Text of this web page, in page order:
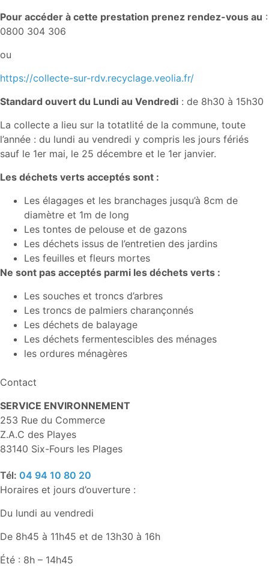
Pour accéder à cette prestation prenez rendez-vous au :
0800 304 306
ou
https://collecte-sur-rdv.recyclage.veolia.fr/
Standard ouvert du Lundi au Vendredi : de 8h30 à 15h30
La collecte a lieu sur la totatlité de la commune, toute
l’année : du lundi au vendredi y compris les jours fériés
sauf le 1er mai, le 25 décembre et le 1er janvier.
Les déchets verts acceptés sont :
Les élagages et les branchages jusqu’à 8cm de
diamètre et 1m de long
Les tontes de pelouse et de gazons
Les déchets issus de l’entretien des jardins
Les feuilles et fleurs mortes
Ne sont pas acceptés parmi les déchets verts :
Les souches et troncs d’arbres
Les troncs de palmiers charançonnés
Les déchets de balayage
Les déchets fermentescibles des ménages
les ordures ménagères
Contact
SERVICE ENVIRONNEMENT
253 Rue du Commerce
Z.A.C des Playes
83140 Six-Fours les Plages
Tél: 04 94 10 80 20
Horaires et jours d’ouverture :
Du lundi au vendredi
De 8h45 à 11h45 et de 13h30 à 16h
Été : 8h – 14h45